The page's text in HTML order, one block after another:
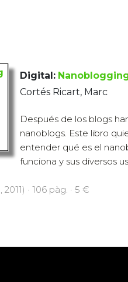
Digital:
Cortés Ricart, Marc
Después de los blogs
nanoblogs. Este libro
entender qué es el
funciona y sus diversos
· 106 pàg. · 5 €